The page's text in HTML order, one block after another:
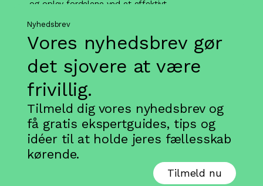
og oplev fordelene ved et effektivt
Nyhedsbrev
Vores nyhedsbrev gør
det sjovere at være
frivillig.
Tilmeld dig vores nyhedsbrev og
få gratis ekspertguides, tips og
idéer til at holde jeres fællesskab
kørende.
Tilmeld nu